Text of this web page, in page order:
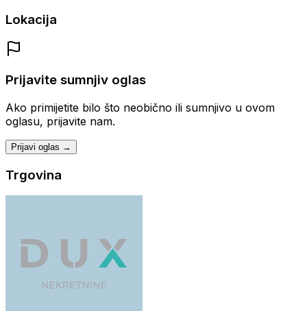
Lokacija
Prijavite sumnjiv oglas
Ako primijetite bilo što neobično ili sumnjivo u ovom
oglasu, prijavite nam.
Prijavi oglas →
Trgovina